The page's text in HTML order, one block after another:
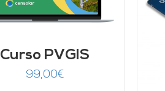
Curso PVGIS
99,00€
AÑADIR AL CARRITO
DETALLES